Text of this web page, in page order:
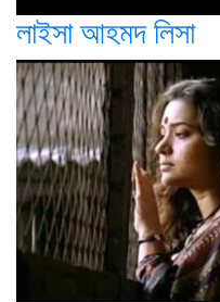
লাইসা আহমদ লিসা